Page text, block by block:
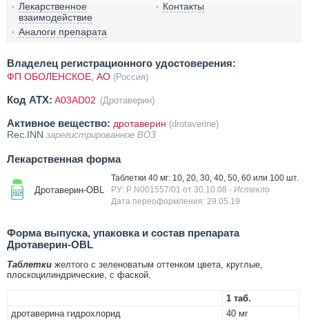
Лекарственное
взаимодействие
Контакты
Аналоги препарата
Владелец регистрационного удостоверения:
ФП ОБОЛЕНСКОЕ, АО (Россия)
Код ATX: A03AD02 (Дротаверин)
Активное вещество: дротаверин (drotaverine)
Rec.INN зарегистрированное ВОЗ
Лекарственная форма
Дротаверин-OBL
Таблетки 40 мг: 10, 20, 30, 40, 50, 60 или 100 шт.
РУ: Р N001557/01 от 30.10.08 - Истекло
Дата переоформления: 29.05.19
Форма выпуска, упаковка и состав препарата
Дротаверин-OBL
Таблетки желтого с зеленоватым оттенком цвета, круглые,
плоскоцилиндрические, с фаской.
1 таб.
дротаверина гидрохлорид
40 мг